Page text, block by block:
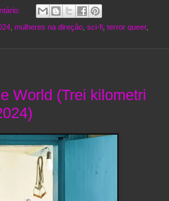
, mulheres na direção, sci-fi, terror queer,
World (Trei kilometri